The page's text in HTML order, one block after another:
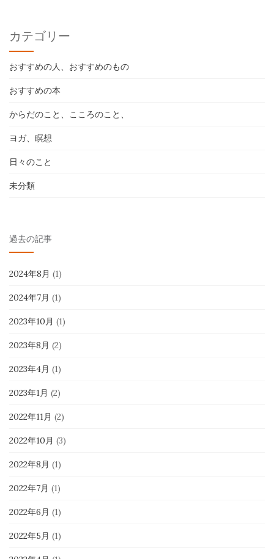
カテゴリー
おすすめの人、おすすめのもの
おすすめの本
からだのこと、こころのこと、
ヨガ、瞑想
日々のこと
未分類
過去の記事
2024年8月 (1)
2024年7月 (1)
2023年10月 (1)
2023年8月 (2)
2023年4月 (1)
2023年1月 (2)
2022年11月 (2)
2022年10月 (3)
2022年8月 (1)
2022年7月 (1)
2022年6月 (1)
2022年5月 (1)